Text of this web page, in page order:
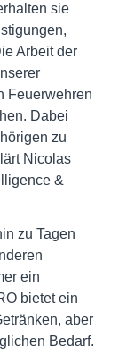
sie
Arbeit der
Feuerwehren
Dabei
zu
Nicolas
&
zu Tagen
ein
bietet ein
aber
Bedarf.